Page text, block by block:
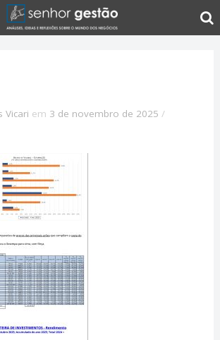
Vicari em 3 de novembro de 2025 /